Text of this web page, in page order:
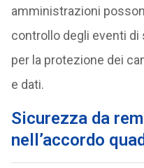
amministrazioni
controllo degli eventi
per la protezione dei
e dati.
Sicurezza da
nell’accordo